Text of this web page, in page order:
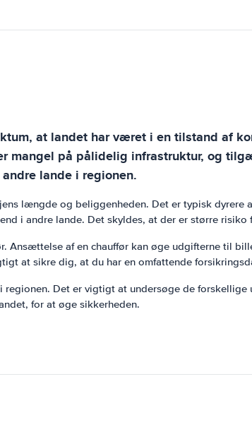
at landet har været i en tilstand af
mangel på pålidelig infrastruktur, og
lande i regionen.
længde og beliggenheden. Det er typisk dyrere
i andre lande. Det skyldes, at der er større risiko
Ansættelse af en chauffør kan øge udgifterne til
at sikre dig, at du har en omfattende
Det er vigtigt at undersøge de
for at øge sikkerheden.